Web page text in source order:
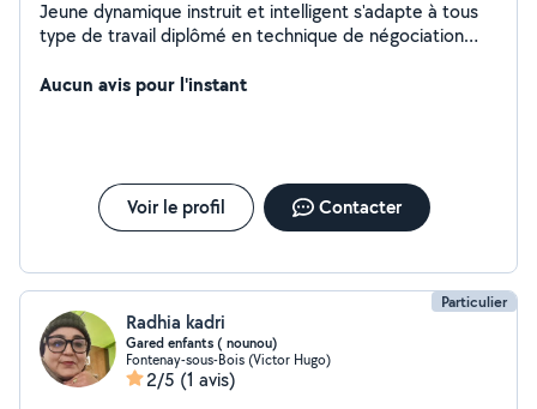
Jeune dynamique instruit et intelligent s'adapte à tous
type de travail diplômé en technique de négociation
d'avocat Peut assurer tous types bricolage
Aucun avis pour l'instant
Voir le profil Contacter
Particulier
Radhia kadri
Gared enfants ( nounou)
Fontenay-sous-Bois (Victor Hugo)
2/5 (1 avis)